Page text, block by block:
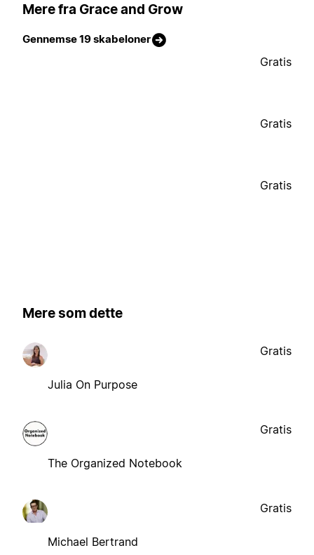
Mere fra Grace and Grow
Gennemse 19 skabeloner
Gratis
Gratis
Gratis
Mere som dette
Julia On Purpose
Gratis
The Organized Notebook
Gratis
Michael Bertrand
Gratis